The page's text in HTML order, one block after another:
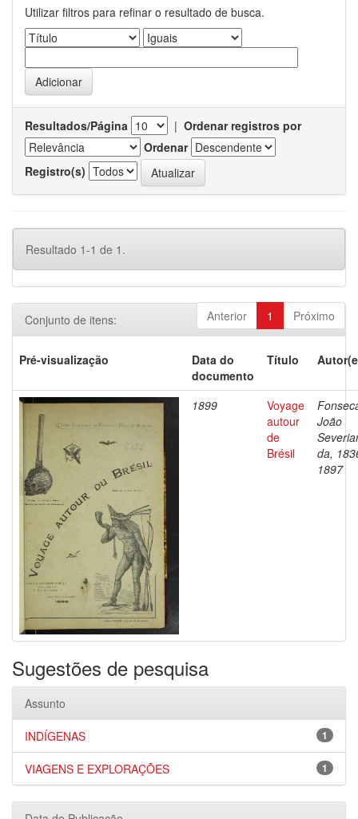
Utilizar filtros para refinar o resultado de busca.
Resultados/Página | Ordenar registros por
Ordenar
Registro(s)
Resultado 1-1 de 1.
Anterior 1 Próximo
Conjunto de itens:
Pré-visualização
Data do
documento
Título
1899
Voyage
autour
de
Brésil
João
da,
1897
Sugestões de pesquisa
Assunto
1
INDÍGENAS
1
VIAGENS E EXPLORAÇÕES